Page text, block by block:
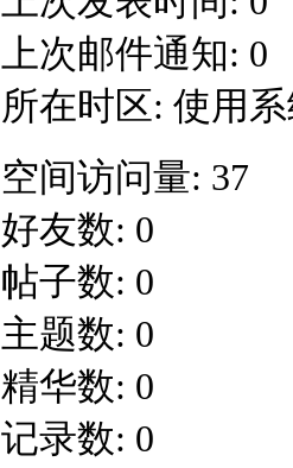
上次邮件通知: 0
所在时区: 使用
空间访问量: 37
好友数: 0
帖子数: 0
主题数: 0
精华数: 0
记录数: 0